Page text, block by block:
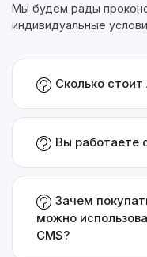
Мы будем рады
индивидуальные
Сколько
Вы работаете
Зачем
можно
CMS?